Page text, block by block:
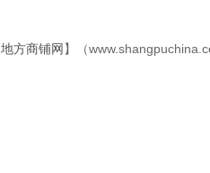
地方商铺网 】（